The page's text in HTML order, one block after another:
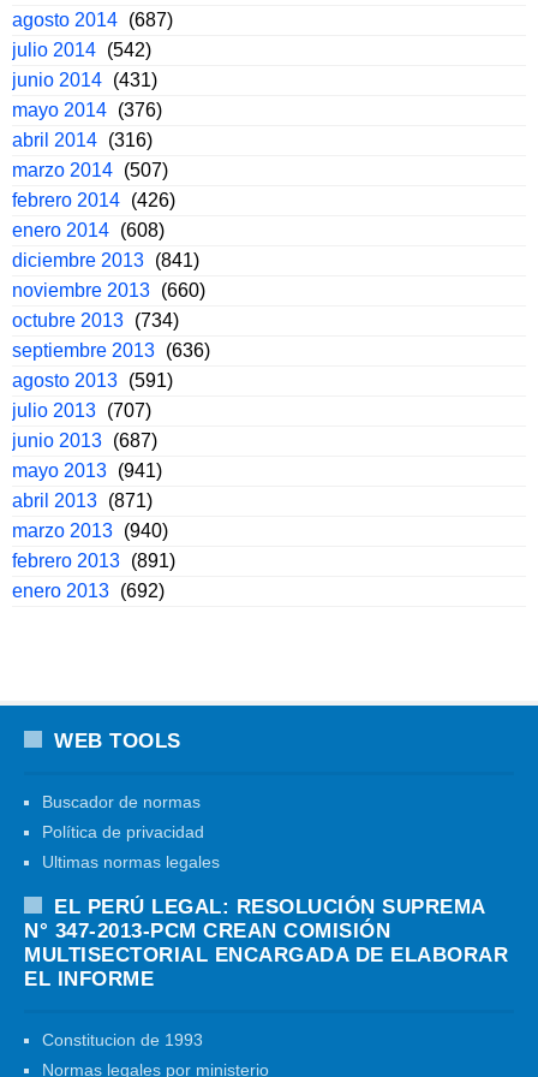
agosto 2014 (687)
julio 2014 (542)
junio 2014 (431)
mayo 2014 (376)
abril 2014 (316)
marzo 2014 (507)
febrero 2014 (426)
enero 2014 (608)
diciembre 2013 (841)
noviembre 2013 (660)
octubre 2013 (734)
septiembre 2013 (636)
agosto 2013 (591)
julio 2013 (707)
junio 2013 (687)
mayo 2013 (941)
abril 2013 (871)
marzo 2013 (940)
febrero 2013 (891)
enero 2013 (692)
WEB TOOLS
Buscador de normas
Política de privacidad
Ultimas normas legales
EL PERÚ LEGAL: RESOLUCIÓN SUPREMA
N° 347-2013-PCM CREAN COMISIÓN
MULTISECTORIAL ENCARGADA DE ELABORAR
EL INFORME
Constitucion de 1993
Normas legales por ministerio